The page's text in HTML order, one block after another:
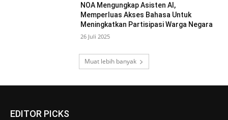
NOA Mengungkap Asisten AI,
Memperluas Akses Bahasa Untuk
Meningkatkan Partisipasi Warga Negara
26 Juli 2025
Muat lebih banyak
EDITOR PICKS